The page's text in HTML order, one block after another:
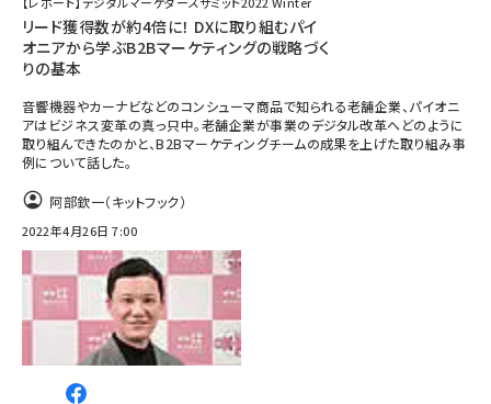
リード獲得数が約4倍に！ DXに取り組むパイ
オニアから学ぶB2Bマーケティングの戦略づく
りの基本
音響機器やカーナビなどのコンシューマ商品で知られる老舗企業、パイオニ
アはビジネス変革の真っ只中。老舗企業が事業のデジタル改革へどのように
取り組んできたのかと、B2Bマーケティングチームの成果を上げた取り組み事
例について話した。
阿部欽一（キットフック）
2022年4月26日 7:00